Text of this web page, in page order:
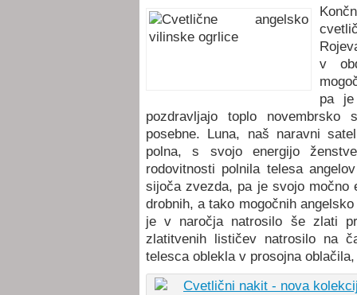
v
pa je
pozdravljajo toplo
posebne. Luna, naš naravni
polna, s svojo energijo
rodovitnosti polnila telesa
sijoča zvezda, pa je svojo močno
drobnih, a tako mogočnih
je v naročja natrosilo še zlati
zlatitvenih lističev natrosilo na
telesca oblekla v prosojna